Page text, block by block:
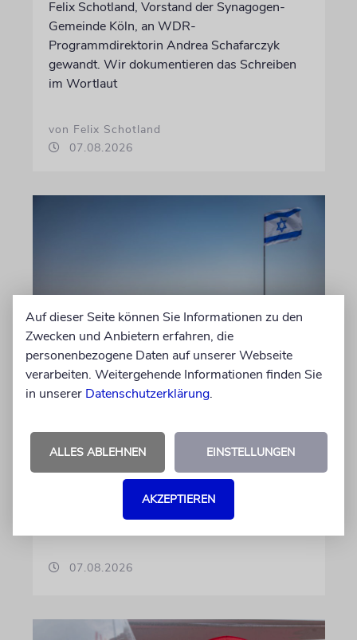
Felix Schotland, Vorstand der Synagogen-
Gemeinde Köln, an WDR-
Programmdirektorin Andrea Schafarczyk
gewandt. Wir dokumentieren das Schreiben
im Wortlaut
von Felix Schotland
07.08.2026
Israelischer Siedler wegen
angeklagt
Siedlergewalt ein und war an dem Oscar-
prämierten Film »No Other Land« beteiligt.
Jetzt steht der mutmaßliche Täter vor Gericht
07.08.2026
Auf dieser Seite können Sie Informationen zu den
Zwecken und Anbietern erfahren, die
personenbezogene Daten auf unserer Webseite
verarbeiten. Weitergehende Informationen finden Sie
in unserer Datenschutzerklärung.
ALLES ABLEHNEN EINSTELLUNGEN
AKZEPTIEREN